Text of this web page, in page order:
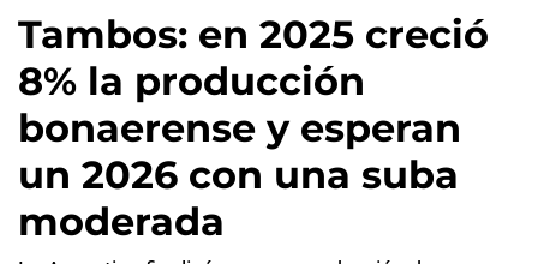
Tambos: en 2025 creció
8% la producción
bonaerense y esperan
un 2026 con una suba
moderada